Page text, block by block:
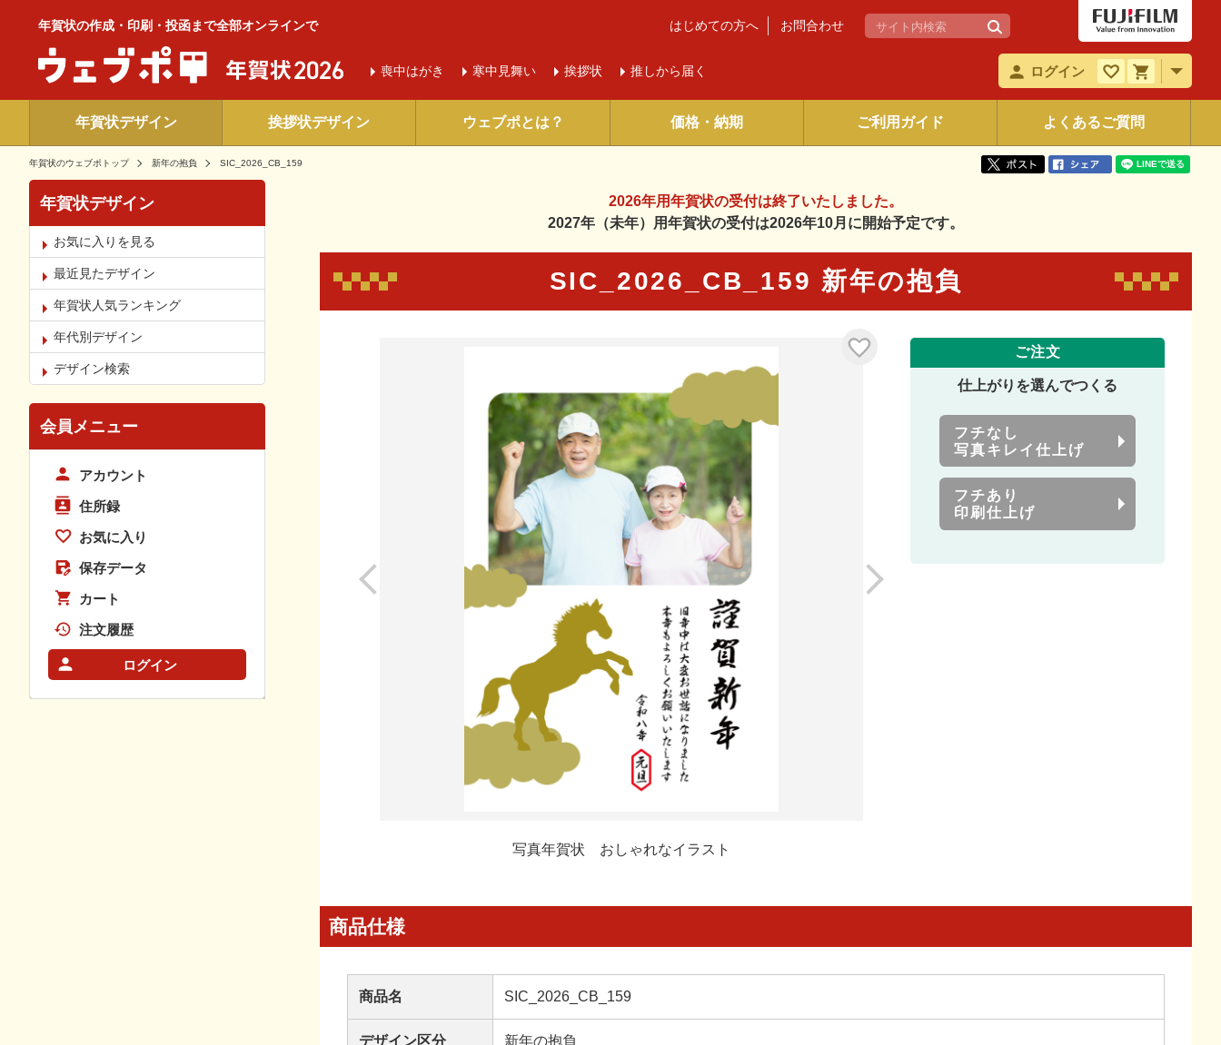
年賀状の作成・印刷・投函まで全部オンラインで
喪中はがき 寒中 見舞い 挨拶状 推しから届く
はじめての方へ お問合わせ
ログイン
年賀状デザイン 挨拶状デザイン ウェブポとは？ 価格・納期 ご利用ガイド よくあるご質問
年賀状のウェブポトップ 新年の抱負 SIC_2026_CB_159
2026年用年賀状の受付は終了いたしました。
2027年（未年）用年賀状の受付は2026年10月に開始予定です。
SIC_2026_CB_159 新年の抱負
写真年賀状 おしゃれなイラスト
ご注文
仕上がりを選んでつくる
フチなし
写真キレイ仕上げ
フチあり
印刷仕上げ
商品仕様
商品名 SIC_2026_CB_159
デザイン区分 新年の抱負
年賀状デザイン
お気に入りを見る
最近見たデザイン
年賀状人気ランキング
年代別デザイン
デザイン検索
会員メニュー
アカウント
住所録
お気に入り
保存データ
カート
注文履歴
ログイン